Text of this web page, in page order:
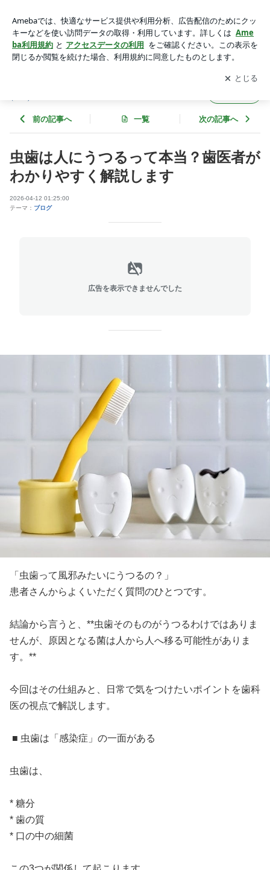
| 宮原歯科医院のブログ
アプリをダウンロードして ブログの更新通知
を受け取りまし
ょう。
開く
前の記事へ 一覧 次の記事へ
虫歯は人にうつるって本当？歯医者が
わかりやすく解説します
2026-04-12 01:25:00
テーマ： ブログ
広告を表示できませんでした
「虫歯って風邪みたいにうつるの？」
患者さんからよくいただく質問のひとつです。
結論から言うと、**虫歯そのものがうつるわけではありま
せんが、原因となる菌は人から人へ移る可能性がありま
す。**
今回はその仕組みと、日常で気をつけたいポイントを歯科
医の視点で解説します。
■ 虫歯は「感染症」の一面がある
虫歯は、
* 糖分
* 歯の質
* 口の中の細菌